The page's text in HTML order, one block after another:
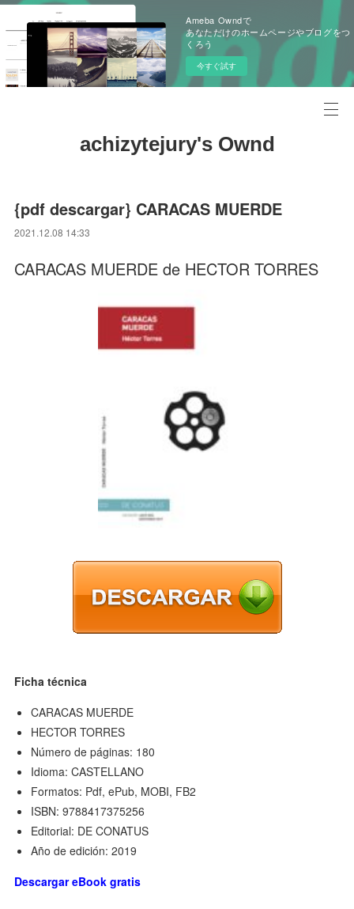
Ameba Owndで
あなただけのホームページやブログをつ
くろう
今すぐ試す
achizytejury's Ownd
{pdf descargar} CARACAS MUERDE
2021.12.08 14:33
CARACAS MUERDE de HECTOR TORRES
Ficha técnica
CARACAS MUERDE
HECTOR TORRES
Número de páginas: 180
Idioma: CASTELLANO
Formatos: Pdf, ePub, MOBI, FB2
ISBN: 9788417375256
Editorial: DE CONATUS
Año de edición: 2019
Descargar eBook gratis